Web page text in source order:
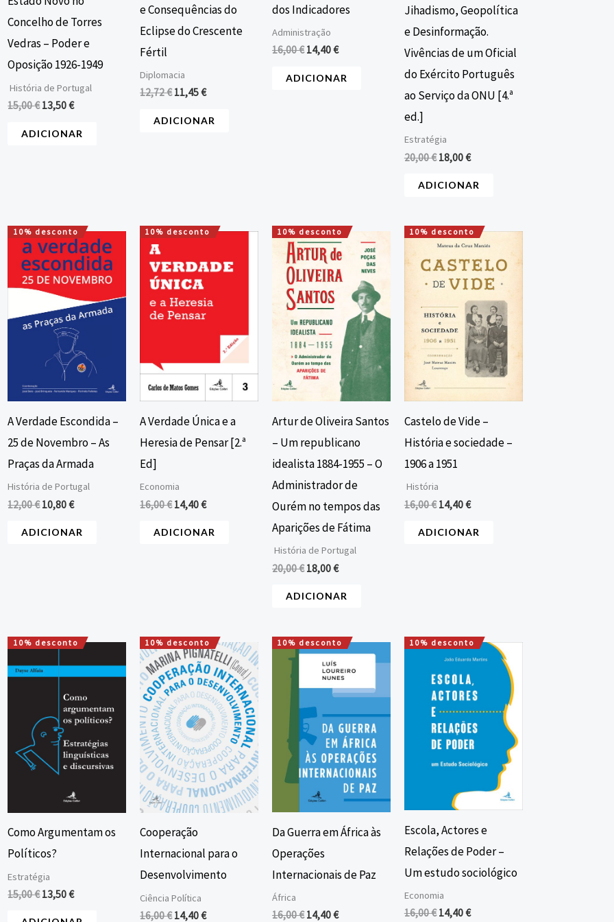
Concelho de Torres
Vedras – Poder e
Oposição 1926-1949
História de Portugal
15,00€13,50€
ADICIONAR
e Consequências do
Eclipse do Crescente
Fértil
Diplomacia
12,72€ 11,45€
ADICIONAR
dos Indicadores
Administração
16,00€ 14,40€
ADICIONAR
Jihadismo, Geopolítica
e Desinformação.
Vivências de um Oficial
do Exército Português
ao Serviço da ONU [4.ª
ed.]
Estratégia
20,00€ 18,00€
ADICIONAR
10% desconto
A Verdade Escondida –
25 de Novembro – As
Praças da Armada
História de Portugal
12,00€
O
preço
original
era:
12,00 €.
10,80€
O
preço
atual
é:
ADICIONAR
10% desconto
A Verdade Única e a
Heresia de Pensar [2.ª
Ed]
Economia
16,00€
O
original
era:
16,00 €.
14,40€
O
atual
é:
ADICIONAR
10% desconto
Artur de Oliveira Santos
– Um republicano
idealista 1884-1955 – O
Administrador de
Ourém no tempos das
Aparições de Fátima
História de Portugal
20,00€
O
preço
original
era:
20,00 €.
18,00€
O
preço
atual
é:
18,00 €.
ADICIONAR
10% desconto
Castelo de Vide –
História e sociedade –
1906 a 1951
História
16,00€
O
preço
original
era:
16,00 €.
14,40€
O
preço
atual
é:
14,40 €.
ADICIONAR
10% desconto
Como Argumentam os
Políticos?
Estratégia
15,00€
O
original
15,00 €.
13,50€
O
atual
13,50 €.
10% desconto
Cooperação
Internacional para o
Desenvolvimento
Ciência Política
16,00€
O
preço
original
era:
16,00 €.
14,40€
O
preço
atual
é:
14,40 €.
10% desconto
Da Guerra em África às
Operações
Internacionais de Paz
África
16,00€
O
preço
original
era:
16,00 €.
14,40€
O
atual
é:
14,40 €.
10% desconto
Escola, Actores e
Relações de Poder –
Um estudo sociológico
Economia
16,00€
O
preço
original
era:
16,00 €.
14,40€
O
preço
atual
é:
14,40 €.